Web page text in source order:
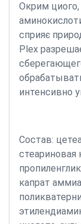
Окрим циого,
сприяє
Plex
интенсивно
Состав:
стеариновая
капрат